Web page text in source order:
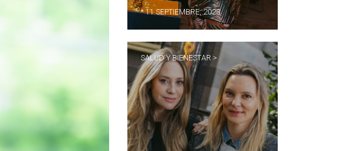
* 11 SEPTIEMBRE, 2023
SALUD Y BIENESTAR >